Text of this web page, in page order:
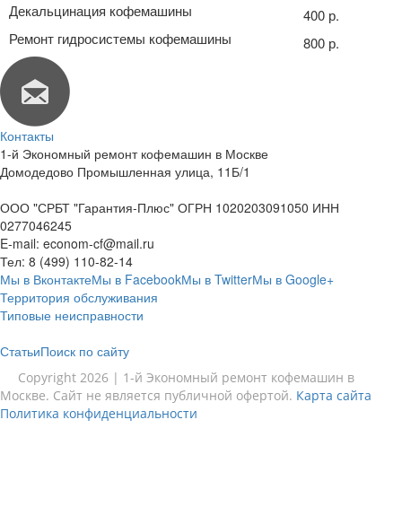
Декальцинация кофемашины
400 р.
Ремонт гидросистемы кофемашины
800 р.
Контакты
1-й Экономный ремонт кофемашин в Москве
Домодедово Промышленная улица, 11Б/1
ООО "СРБТ "Гарантия-Плюс" ОГРН 1020203091050 ИНН
0277046245
E-mail: econom-cf@mail.ru
Тел: 8 (499) 110-82-14
Мы в ВконтактеМы в FacebookМы в TwitterМы в Google+
Территория обслуживания
Типовые неисправности
СтатьиПоиск по сайту
Copyright 2026 | 1-й Экономный ремонт кофемашин в
Москве. Сайт не является публичной офертой. Карта сайта
Политика конфиденциальности